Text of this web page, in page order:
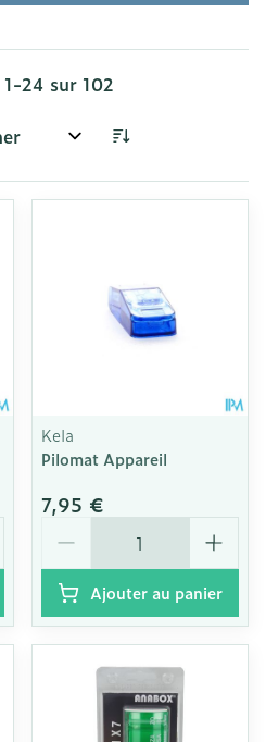
1-24 sur 102
Kela
Pilomat Appareil
7,95 €
Ajouter au panier